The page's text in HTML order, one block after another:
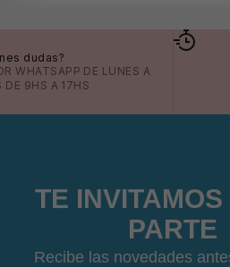
dudas?
WHATSAPP DE LUNES A
DE 9HS A 17HS
TE INVITAMOS
PARTE
Recibe las novedades